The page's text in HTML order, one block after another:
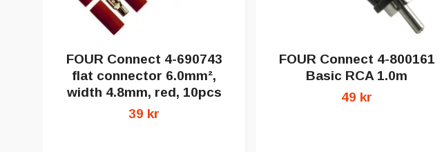
FOUR Connect 4-690743
flat connector 6.0mm²,
width 4.8mm, red, 10pcs
39 kr
FOUR Connect 4-800161
Basic RCA 1.0m
49 kr